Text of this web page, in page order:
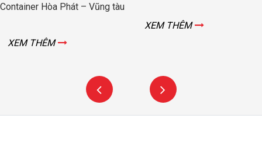
Container Hòa Phát – Vũng tàu
XEM THÊM
XEM THÊM